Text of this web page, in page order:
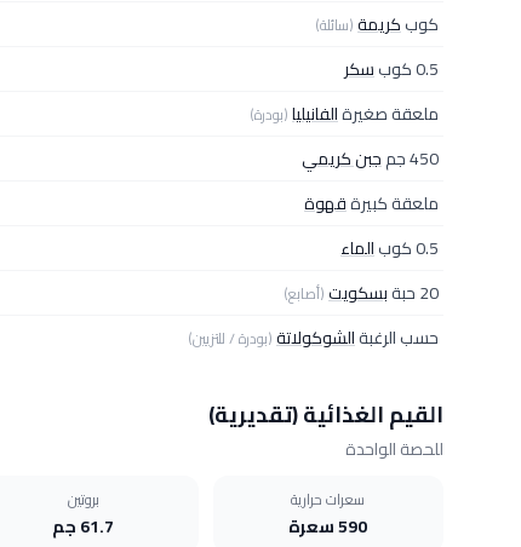
كوبكريمة(سائلة)
0.5 كوب
سكر
ملعقة صغيرةالفانيليا(بودرة)
450 جم
جبن كريمي
ملعقة كبيرةقهوة
0.5 كوب
الماء
20 حبة
بسكويت(أصابع)
حسب الرغبةالشوكولاتة(بودرة / للتزيين)
القيم الغذائية (تقديرية)
للحصة الواحدة
سعرات حرارية
590 سعرة
بروتين
61.7 جم